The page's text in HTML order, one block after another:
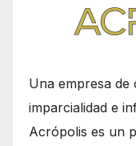
Una empresa
imparcialidad e
Acrópolis es un